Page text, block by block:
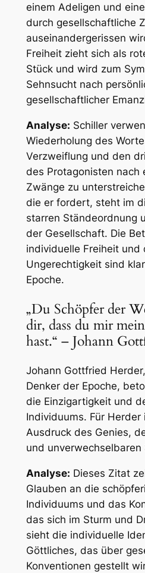
einem Adeligen und
durch gesellschaftliche
auseinandergerissen
Freiheit zieht sich als
Stück und wird zum
Sehnsucht nach
gesellschaftlicher
Analyse: Schiller
Wiederholung des
Verzweiflung und den
des Protagonisten nach
Zwänge zu
die er fordert, steht im
starren Ständeordnung
der Gesellschaft. Die
individuelle Freiheit und
Ungerechtigkeit sind
Epoche.
„Du Schöpfer der
dir, dass du mir
hast.“ – Johann
Johann Gottfried
Denker der Epoche,
die Einzigartigkeit und
Individuums. Für Herder
Ausdruck des Genies,
und unverwechselbaren
Analyse: Dieses Zitat
Glauben an die
Individuums und das
das sich im Sturm und
sieht die individuelle
Göttliches, das über
Konventionen gestellt